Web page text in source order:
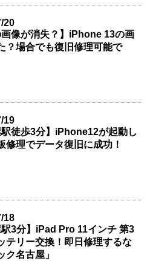
20
画像が消失？】iPhone 13の画
？場合でも復旧修理可能で
19
駅徒歩3分】iPhone12が起動し
理でデータ復旧に成功！
18
駅3分】iPad Pro 11インチ 第3
テリー交換！即日修理するな
ク名古屋」